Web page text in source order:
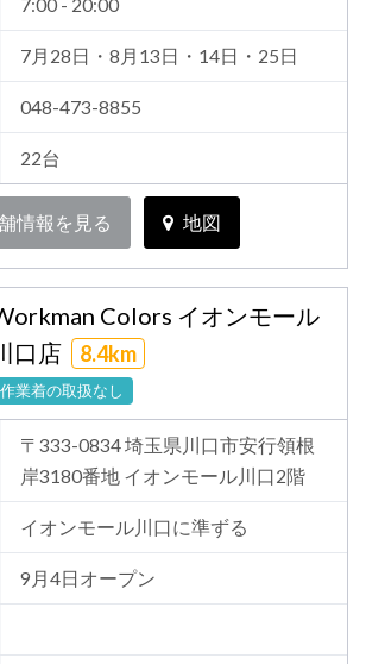
7:00 - 20:00
7月28日・8月13日・14日・25日
048-473-8855
22台
情報を見る 地図
Colors イオンモール
口店
8.4km
作業着の取扱なし
〒333-0834 埼玉県川口市安行領根
岸3180番地 イオンモール川口2階
イオンモール川口に準ずる
9月4日オープン